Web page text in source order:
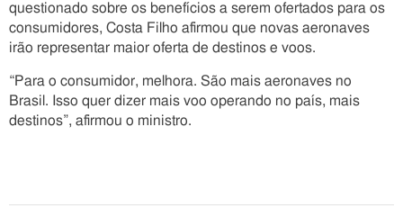
questionado sobre os benefícios a serem ofertados para os
consumidores, Costa Filho afirmou que novas aeronaves
irão representar maior oferta de destinos e voos.
“Para o consumidor, melhora. São mais aeronaves no
Brasil. Isso quer dizer mais voo operando no país, mais
destinos”, afirmou o ministro.